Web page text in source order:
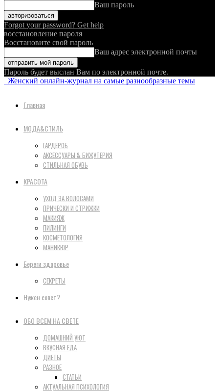
Ваш пароль
Forgot your password? Get help
восстановление пароля
Восстановите свой пароль
Ваш адрес электронной почты
Пароль будет выслан Вам по электронной почте.
Женский онлайн-журнал на самые разнообразные темы
Главная
МОДА&СТИЛЬ
ГАРДЕРОБ
АКСЕССУАРЫ & БИЖУТЕРИЯ
СТИЛЬНАЯ ОБУВЬ
КРАСОТА
УХОД ЗА ВОЛОСАМИ
ПРИЧЕСКИ И СТРИЖКИ
МАКИЯЖ
ПИЛИНГИ
КОСМЕТОЛОГИЯ
МАНИКЮР
Береги здоровье
СЕКРЕТЫ
Нужен совет?
ОБО ВСЕМ НА СВЕТЕ
ДОМАШНИЙ УЮТ
ВКУСНАЯ ЕДА
ДИЕТЫ
РАЗНОЕ
СТАТЬИ
АКТУАЛЬНАЯ ПСИХОЛОГИЯ